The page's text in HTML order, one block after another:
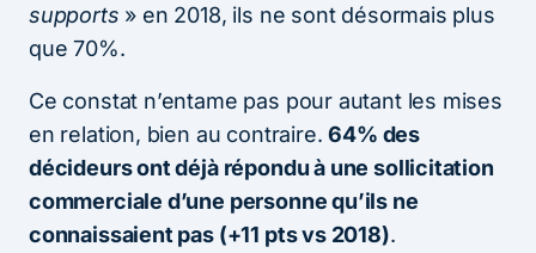
supports » en 2018, ils ne sont désormais plus
que 70%.
Ce constat n’entame pas pour autant les mises
en relation, bien au contraire.64% des
décideurs ont déjà répondu à une sollicitation
commerciale d’une personne qu’ils ne
connaissaient pas (+11 pts vs 2018).